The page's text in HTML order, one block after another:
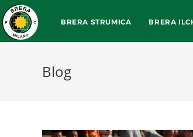
BRERA STRUMICA BRERA
Blog